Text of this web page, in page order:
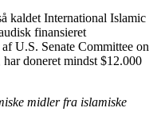
kaldet International Islamic
finansieret
af U.S. Senate Committee on
doneret mindst $12.000
midler fra islamiske